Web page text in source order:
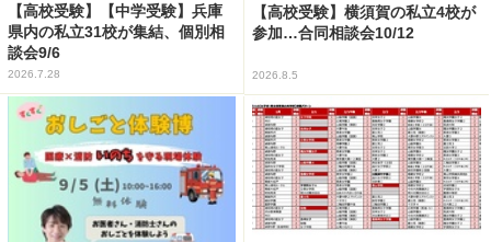
【高校受験】【中学受験】兵庫
県内の私立31校が集結、個別相
談会9/6
2026.7.28
【高校受験】横須賀の私立4校が
参加…合同相談会10/12
2026.8.5